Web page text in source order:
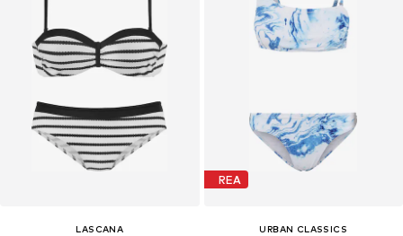
LASCANA
REA
URBAN CLASSICS